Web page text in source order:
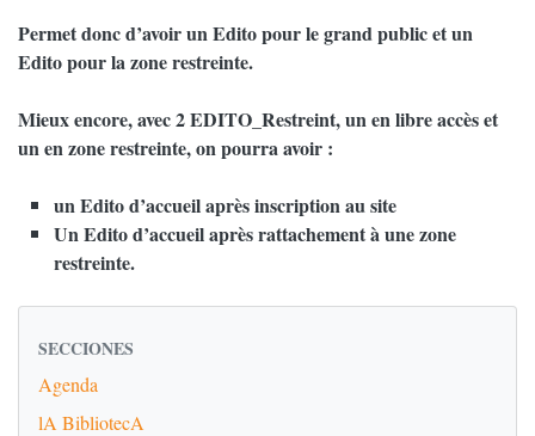
Permet donc d’avoir un Edito pour le grand public et un
Edito pour la zone restreinte.
Mieux encore, avec 2 EDITO_Restreint, un en libre accès et
un en zone restreinte, on pourra avoir :
un Edito d’accueil après inscription au site
Un Edito d’accueil après rattachement à une zone
restreinte.
SECCIONES
Agenda
lA BibliotecA